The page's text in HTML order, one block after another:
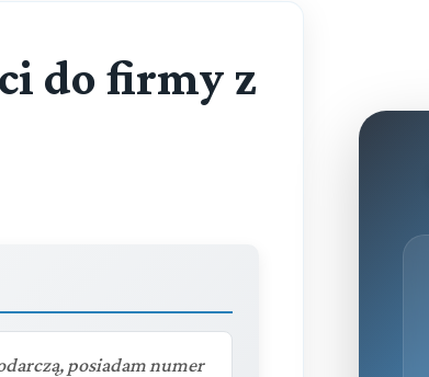
do firmy z
posiadam numer